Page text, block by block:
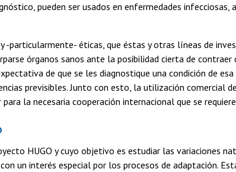
pueden ser usados en enfermedades infecciosas,
-particularmente- éticas, que éstas y otras líneas de
órganos sanos ante la posibilidad cierta de contraer
de que se les diagnostique una condición de
previsibles. Junto con esto, la utilización comercial
la necesaria cooperación internacional que se
HUGO y cuyo objetivo es estudiar las variaciones
un interés especial por los procesos de adaptación.